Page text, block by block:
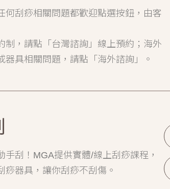
何刮痧相關問題都歡迎點選按鈕，由客
制，請點「台灣諮詢」線上預約；海外
器具相關問題，請點「海外諮詢」。
手刮！MGA提供實體/線上刮痧課程，
痧器具，讓你刮痧不刮傷。